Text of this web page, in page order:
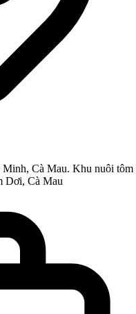
Cà Mau. Khu nuôi tôm
Dơi, Cà Mau